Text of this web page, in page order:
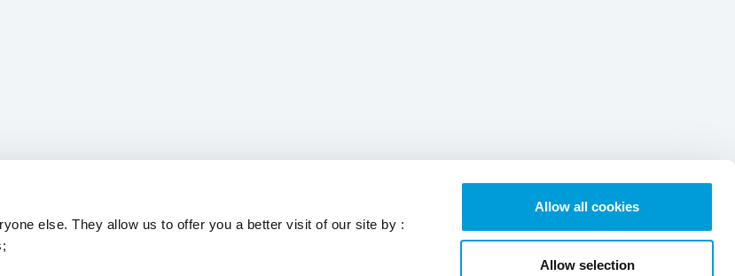
else. They allow us to offer you a better visit of our site by :
Allow all cookies
Allow selection